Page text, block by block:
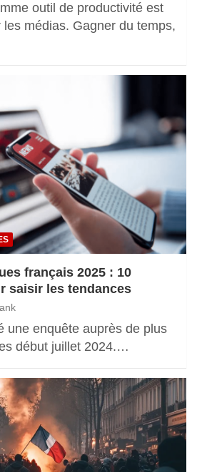
outil de productivité est
médias. Gagner du temps,
français 2025 : 10
saisir les tendances
une enquête auprès de plus
début juillet 2024.…